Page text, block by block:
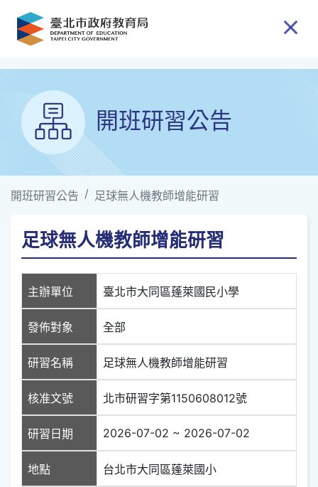
跳到主要內容
開班研習公告
開班研習公告 足球無人機教師增能研習
足球無人機教師增能研習
主辦單位 臺北市大同區蓬萊國民小學
發佈對象 全部
研習名稱 足球無人機教師增能研習
核准文號 北市研習字第1150608012號
研習日期 2026-07-02 ~ 2026-07-02
地點 台北市大同區蓬萊國小